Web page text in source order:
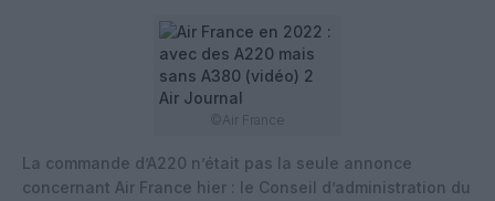
©Air France
La commande d’A220 n’était pas la seule annonce
concernant Air France hier : le Conseil d’administration du